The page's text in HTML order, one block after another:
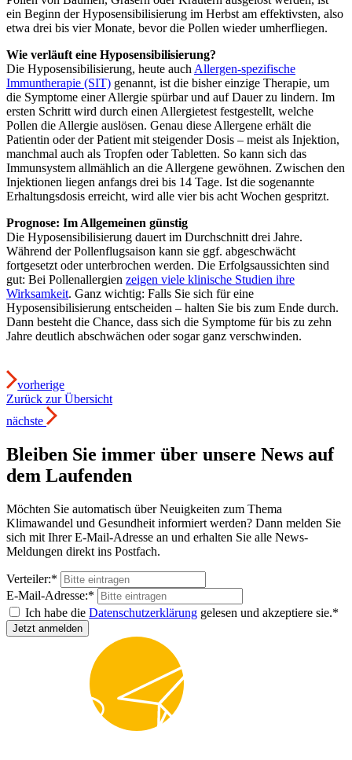
ein Beginn der Hyposensibilisierung im Herbst am effektivsten, also
etwa drei bis vier Monate, bevor die Pollen wieder umherfliegen.
Wie verläuft eine Hyposensibilisierung?
Die Hyposensibilisierung, heute auch Allergen-spezifische
Immuntherapie (SIT) genannt, ist die bisher einzige Therapie, um
die Symptome einer Allergie spürbar und auf Dauer zu lindern. Im
ersten Schritt wird durch einen Allergietest festgestellt, welche
Pollen die Allergie auslösen. Genau diese Allergene erhält die
Patientin oder der Patient mit steigender Dosis – meist als Injektion,
manchmal auch als Tropfen oder Tabletten. So kann sich das
Immunsystem allmählich an die Allergene gewöhnen. Zwischen den
Injektionen liegen anfangs drei bis 14 Tage. Ist die sogenannte
Erhaltungsdosis erreicht, wird alle vier bis acht Wochen gespritzt.
Prognose: Im Allgemeinen günstig
Die Hyposensibilisierung dauert im Durchschnitt drei Jahre.
Während der Pollenflugsaison kann sie ggf. abgeschwächt
fortgesetzt oder unterbrochen werden. Die Erfolgsaussichten sind
gut: Bei Pollenallergien zeigen viele klinische Studien ihre
Wirksamkeit. Ganz wichtig: Falls Sie sich für eine
Hyposensibilisierung entscheiden – halten Sie bis zum Ende durch.
Dann besteht die Chance, dass sich die Symptome für bis zu zehn
Jahre deutlich abschwächen oder sogar ganz verschwinden.
vorherige
Zurück zur Übersicht
nächste
Bleiben Sie immer über unsere News auf
dem Laufenden
Möchten Sie automatisch über Neuigkeiten zum Thema
Klimawandel und Gesundheit informiert werden? Dann melden Sie
sich mit Ihrer E-Mail-Adresse an und erhalten Sie alle News-
Meldungen direkt ins Postfach.
Verteiler:*
E-Mail-Adresse:*
Ich habe die Datenschutzerklärung gelesen und akzeptiere sie.*